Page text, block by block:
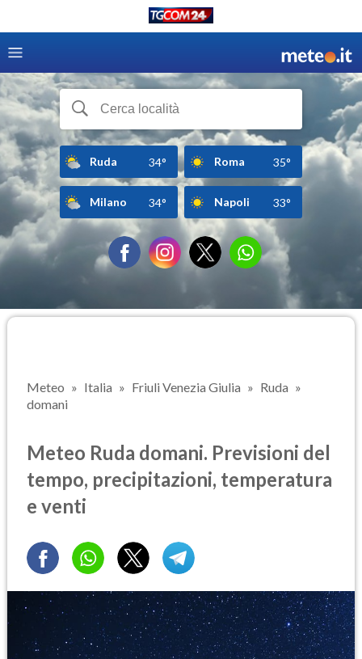
Ruda 34° Roma 35°
Milano 34° Napoli 33°
Meteo Italia Friuli Venezia Giulia
Ruda
domani
Meteo Ruda domani. Previsioni del
tempo, precipitazioni, temperatura
e venti